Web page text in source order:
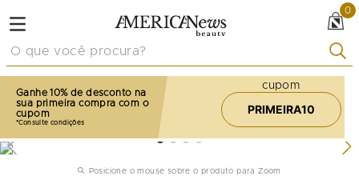
0
Ganhe 10% de desconto na
sua primeira compra com o
cupom
cupom
PRIMEIRA10
Posicione o mouse sobre o produto para Zoom